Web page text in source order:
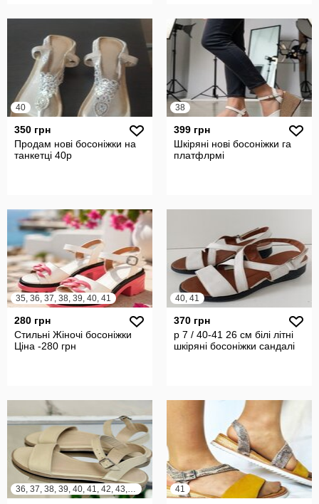
40
350 грн
Продам нові босоніжки на
танкетці 40р
38
399 грн
Шкіряні нові босоніжки га
платфлрмі
35, 36, 37, 38, 39, 40, 41
280 грн
Стильні Жіночі босоніжки
Ціна -280 грн
40, 41
370 грн
р 7 / 40-41 26 см білі літні
шкіряні босоніжки сандалі
36, 37, 38, 39, 40, 41, 42, 43, 44 41